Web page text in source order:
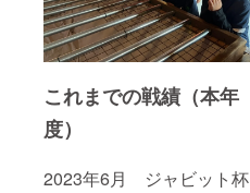
これまでの戦績（本年
度）
2023年6月 ジャビット杯